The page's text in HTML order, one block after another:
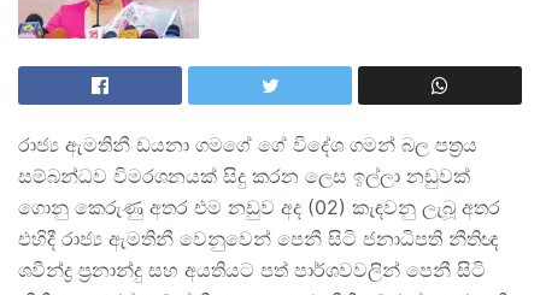
රාජ්‍ය ඇමතිනී ඩයනා ගමගේ ගේ විදේශ ගමන් බල පත්‍රය
සම්බන්ධව විමරශනයක් සිදු කරන ලෙස ඉල්ලා නඩුවක්
ගොනු කෙරුණු අතර එම නඩුව අද (02) කැඳවනු ලැබූ අතර
එහිදී රාජ්‍ය ඇමතිනී වෙනුවෙන් පෙනී සිටි ජනාධිපති නීතිඥ
ශවීන්ද්‍ර ප්‍රනාන්දු සහ අයතියට පත් පාර්ශවවලින් පෙනී සිටි